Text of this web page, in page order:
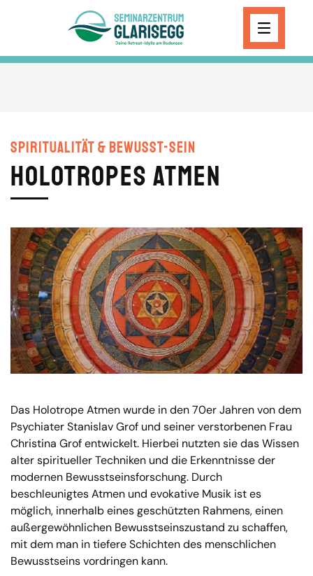
Skip to main content
Spiritualität & Bewusst-Sein
Holotropes Atmen
Das Holotrope Atmen wurde in den 70er Jahren von dem
Psychiater Stanislav Grof und seiner verstorbenen Frau
Christina Grof entwickelt. Hierbei nutzten sie das Wissen
alter spiritueller Techniken und die Erkenntnisse der
modernen Bewusstseinsforschung. Durch
beschleunigtes Atmen und evokative Musik ist es
möglich, innerhalb eines geschützten Rahmens, einen
außergewöhnlichen Bewusstseinszustand zu schaffen,
mit dem man in tiefere Schichten des menschlichen
Bewusstseins vordringen kann.